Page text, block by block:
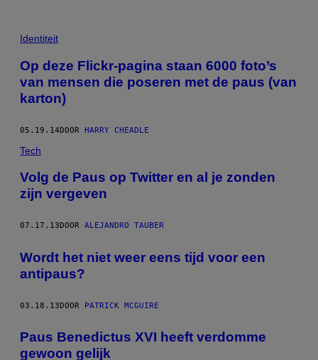
Identiteit
Op deze Flickr-pagina staan 6000 foto’s
van mensen die poseren met de paus (van
karton)
05.19.14DOOR HARRY CHEADLE
Tech
Volg de Paus op Twitter en al je zonden
zijn vergeven
07.17.13 DOOR ALEJANDRO TAUBER
Wordt het niet weer eens tijd voor een
antipaus?
03.18.13DOOR PATRICK MCGUIRE
Paus Benedictus XVI heeft verdomme
gewoon gelijk